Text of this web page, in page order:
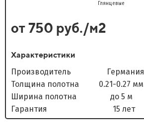
Глянцевые
от 750 руб./м2
Характеристики
Производитель Германия
Толщина полотна 0.21-0.27 мм
Ширина полотна до 5 м
Гарантия 15 лет